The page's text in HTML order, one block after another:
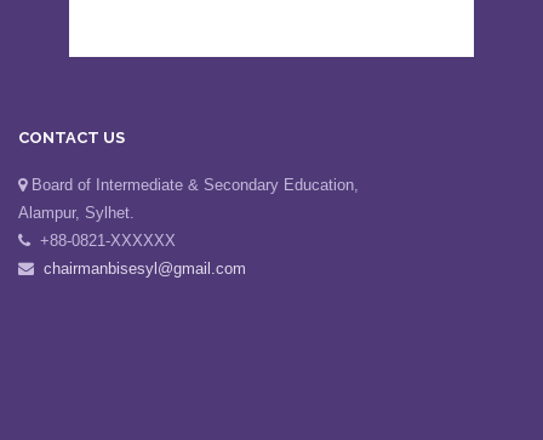
Board of Intermediate & Secondary Education,
Alampur, Sylhet.
+88-0821-XXXXXX